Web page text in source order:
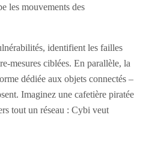
les mouvements des
identifient les failles
mesures ciblées. En parallèle, la
dédiée aux objets connectés –
Imaginez une cafetière piratée
tout un réseau : Cybi veut